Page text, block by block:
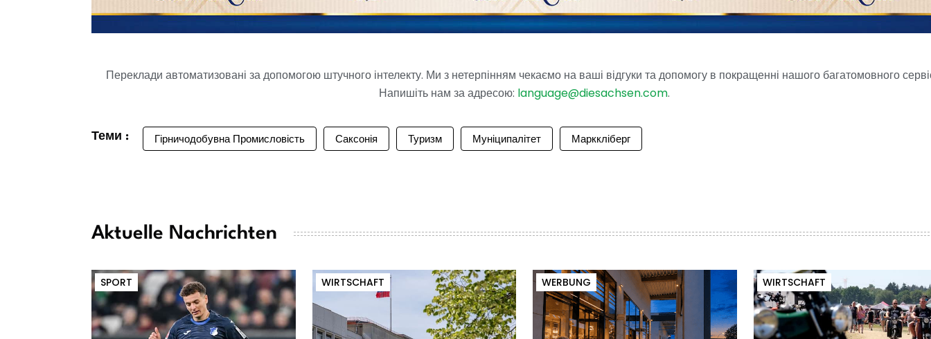
Переклади автоматизовані за допомогою штучного інтелекту. Ми з нетерпінням чекаємо на ваші відгуки та допомогу в покращенні нашого багатомовного
Напишіть нам за адресою: language@diesachsen.com.
Теми : Гірничодобувна Промисловість Саксонія Туризм Муніципалітет Марккліберг
Aktuelle Nachrichten
SPORT WIRTSCHAFT WERBUNG WIRTSCHAFT